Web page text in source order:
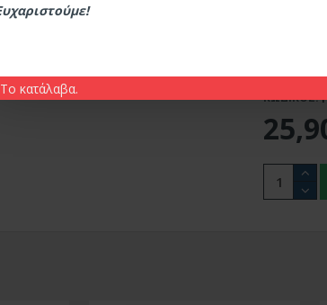
Το κατάλαβα.
μέσα,
ΚΩΔΙΚΟΣ: